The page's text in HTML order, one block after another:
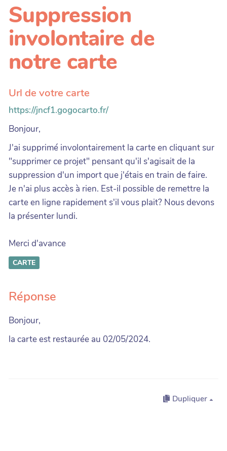
Suppression
involontaire de
notre carte
Url de votre carte
https://jncf1.gogocarto.fr/
Bonjour,
J'ai supprimé involontairement la carte en cliquant sur
"supprimer ce projet" pensant qu'il s'agisait de la
suppression d'un import que j'étais en train de faire.
Je n'ai plus accès à rien. Est-il possible de remettre la
carte en ligne rapidement s'il vous plait? Nous devons
la présenter lundi.
Merci d'avance
CARTE
Réponse
Bonjour,
la carte est restaurée au 02/05/2024.
Dupliquer